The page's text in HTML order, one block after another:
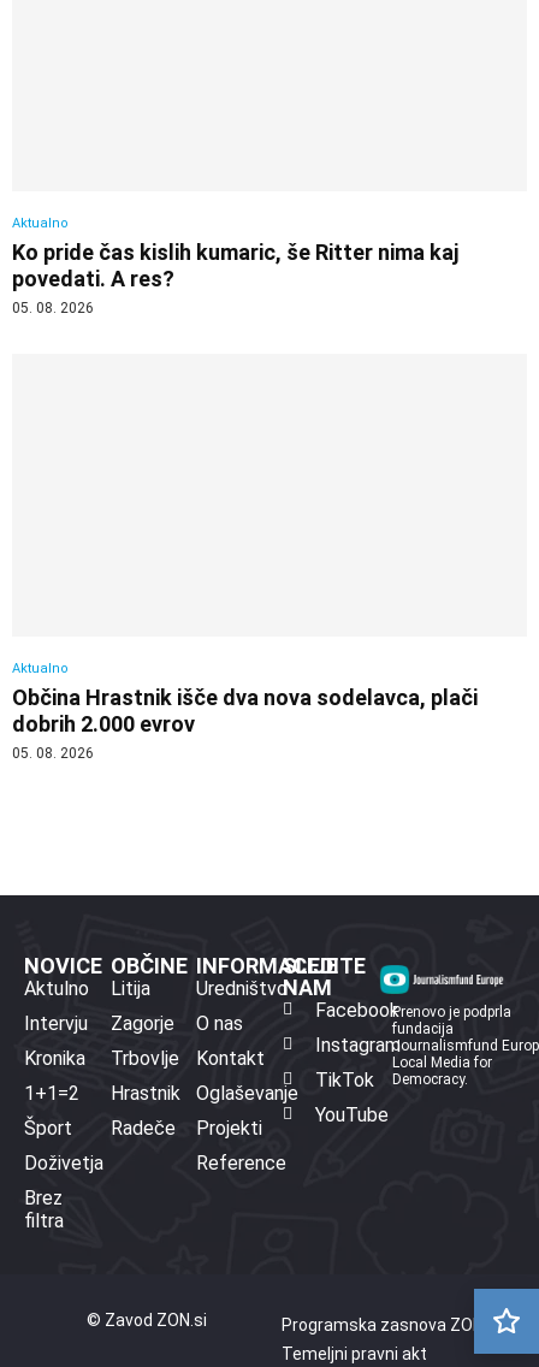
Aktualno
Ko pride čas kislih kumaric, še Ritter nima kaj
povedati. A res?
05. 08. 2026
Aktualno
Občina Hrastnik išče dva nova sodelavca, plači
dobrih 2.000 evrov
05. 08. 2026
NOVICE
Aktulno
Intervju
Kronika
1+1=2
Šport
Doživetja
Brez
filtra
OBČINE
Litija
Zagorje
Trbovlje
Hrastnik
Radeče
INFORMACIJE
Uredništvo
O nas
Kontakt
Oglaševanje
Projekti
Reference
SLEDITE
NAM
Facebook
Instagram
TikTok
YouTube
Prenovo je podprla
fundacija
Journalismfund
Local Media for
Democracy.
© Zavod ZON.si
Programska zasnova ZON
Temeljni pravni akt